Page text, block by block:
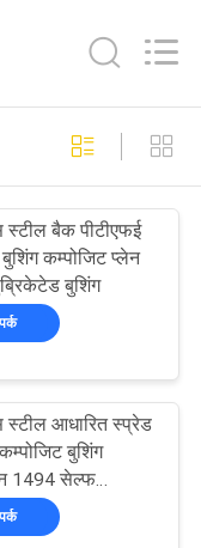
10
10
बैक पीटीएफई
बुशिंग कम्पोजिट प्लेन
बुशिंग
आधारित स्प्रेड
बुशिंग
1494 सेल्फ
स्लीव बियरिंग्स